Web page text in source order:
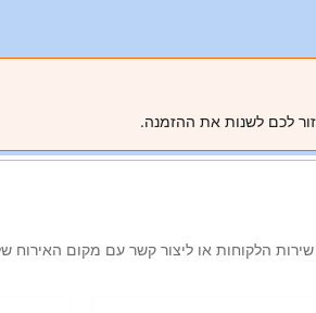
לכם לשנות את ההזמנה.
הלקוחות או ליצור קשר עם מקום האירוח